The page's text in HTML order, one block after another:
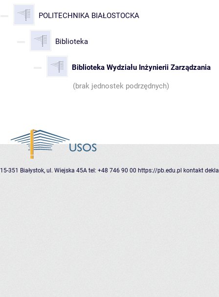
POLITECHNIKA BIAŁOSTOCKA
Biblioteka
Biblioteka Wydziału Inżynierii Zarządzania
(brak jednostek podrzędnych)
15-351 Białystok, ul. Wiejska 45A tel: +48 746 90 00 https://pb.edu.pl kontakt